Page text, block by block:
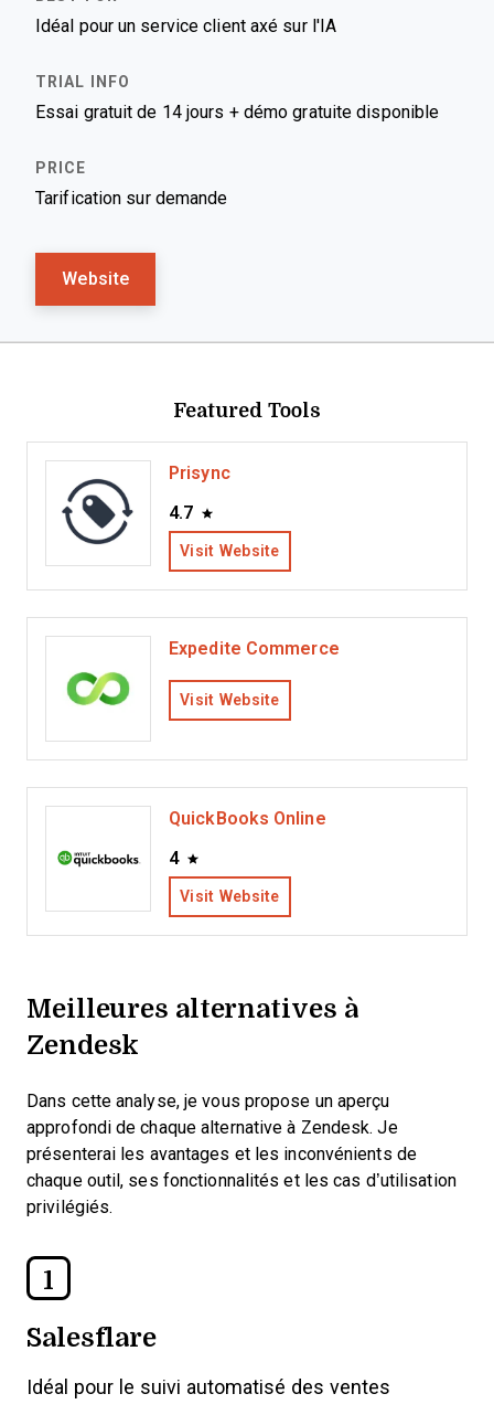
Idéal pour un service client axé sur l'IA
Essai gratuit de 14 jours + démo gratuite disponible
Tarification sur demande
Website
Featured Tools
Prisync
4.7
Visit Website
Expedite Commerce
Visit Website
QuickBooks Online
4
Visit Website
Meilleures alternatives à
Zendesk
Dans cette analyse, je vous propose un aperçu
approfondi de chaque alternative à Zendesk. Je
présenterai les avantages et les inconvénients de
chaque outil, ses fonctionnalités et les cas d’utilisation
privilégiés.
1
Salesflare
Idéal pour le suivi automatisé des ventes